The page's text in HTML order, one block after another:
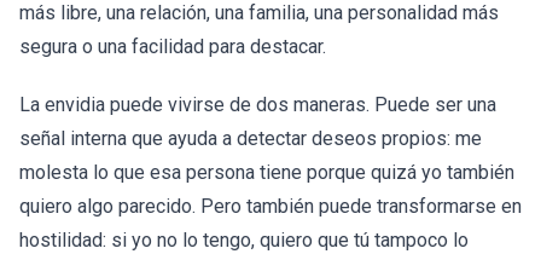
más libre, una relación, una familia, una personalidad más
segura o una facilidad para destacar.
La envidia puede vivirse de dos maneras. Puede ser una
señal interna que ayuda a detectar deseos propios: me
molesta lo que esa persona tiene porque quizá yo también
quiero algo parecido. Pero también puede transformarse en
hostilidad: si yo no lo tengo, quiero que tú tampoco lo